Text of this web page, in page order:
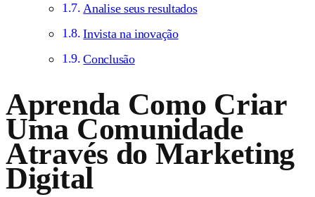
Analise seus resultados
Invista na inovação
Conclusão
Aprenda Como Criar
Uma Comunidade
Através do Marketing
Digital